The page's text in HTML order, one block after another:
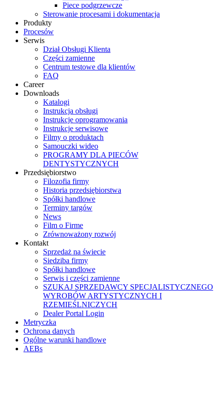
Piece podgrzewcze
Sterowanie procesami i dokumentacja
Produkty
Procesów
Serwis
Dział Obsługi Klienta
Części zamienne
Centrum testowe dla klientów
FAQ
Career
Downloads
Katalogi
Instrukcja obsługi
Instrukcje oprogramowania
Instrukcje serwisowe
Filmy o produktach
Samouczki wideo
PROGRAMY DLA PIECÓW
DENTYSTYCZNYCH
Przedsiębiorstwo
Filozofia firmy
Historia przedsiębiorstwa
Spółki handlowe
Terminy targów
News
Film o Firme
Zrównoważony rozwój
Kontakt
Sprzedaż na świecie
Siedziba firmy
Spółki handlowe
Serwis i części zamienne
SZUKAJ SPRZEDAWCY SPECJALISTYCZNEGO
WYROBÓW ARTYSTYCZNYCH I
RZEMIEŚLNICZYCH
Dealer Portal Login
Metryczka
Ochrona danych
Ogólne warunki handlowe
AEBs